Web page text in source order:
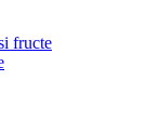
fructe